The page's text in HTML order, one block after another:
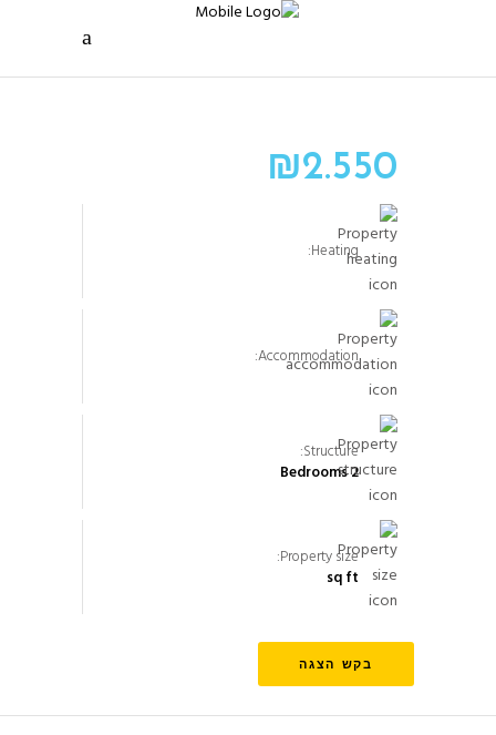
₪2.550
Property size:
sq ft
Structure:
2 Bedrooms
Accommodation:
Heating:
בקש הצגה